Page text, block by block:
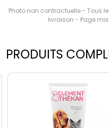
Photo non contractuelle - Tous
livraison - Page
PRODUITS